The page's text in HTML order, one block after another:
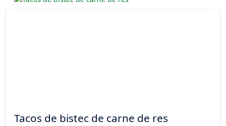
Tacos de bistec de carne de res